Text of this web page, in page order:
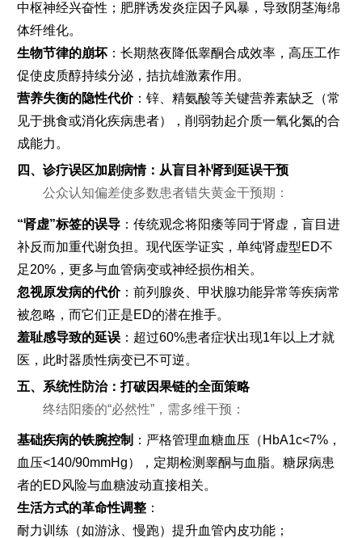
中枢神经兴奋性；肥胖诱发炎症因子风暴，导致阴茎海绵
体纤维化。
生物节律的崩坏：长期熬夜降低睾酮合成效率，高压工作
促使皮质醇持续分泌，拮抗雄激素作用。
营养失衡的隐性代价：锌、精氨酸等关键营养素缺乏（常
见于挑食或消化疾病患者），削弱勃起介质一氧化氮的合
成能力。
四、诊疗误区加剧病情：从盲目补肾到延误干预
公众认知偏差使多数患者错失黄金干预期：
“肾虚”标签的误导：传统观念将阳痿等同于肾虚，盲目进
补反而加重代谢负担。现代医学证实，单纯肾虚型ED不
足20%，更多与血管病变或神经损伤相关。
忽视原发病的代价：前列腺炎、甲状腺功能异常等疾病常
被忽略，而它们正是ED的潜在推手。
羞耻感导致的延误：超过60%患者症状出现1年以上才就
医，此时器质性病变已不可逆。
五、系统性防治：打破因果链的全面策略
终结阳痿的“必然性”，需多维干预：
基础疾病的铁腕控制 ：严格管理血糖血压（HbA1c<7%，
血压<140/90mmHg），定期检测睾酮与血脂。糖尿病患
者的ED风险与血糖波动直接相关。
生活方式的革命性调整：
耐力训练（如游泳、慢跑）提升血管内皮功能；